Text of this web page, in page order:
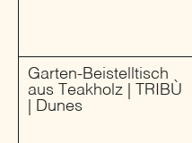
Garten-Beistelltisch
aus Teakholz | TRIBÙ
| Dunes